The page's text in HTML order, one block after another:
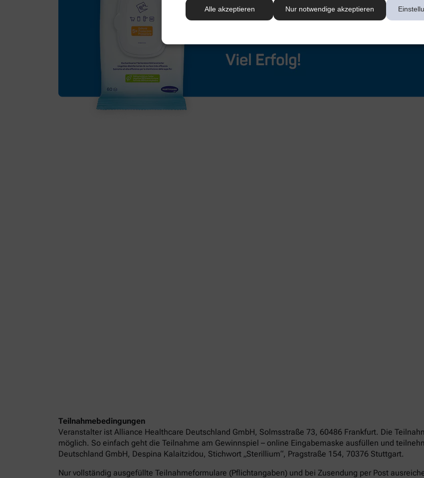
Alle akzeptieren Nur notwendige akzeptieren
Teilnahmebedingungen
Veranstalter ist Alliance Healthcare Deutschland GmbH, Solmsstraße 73, 60486 Frankfurt. Die
möglich. So einfach geht die Teilnahme am Gewinnspiel – online Eingabemaske ausfüllen und
Deutschland GmbH, Despina Kalaitzidou, Stichwort „Sterillium“, Pragstraße 154, 70376 Stuttgart.
Nur vollständig ausgefüllte Teilnahmeformulare (Pflichtangaben) und bei Zusendung per Post